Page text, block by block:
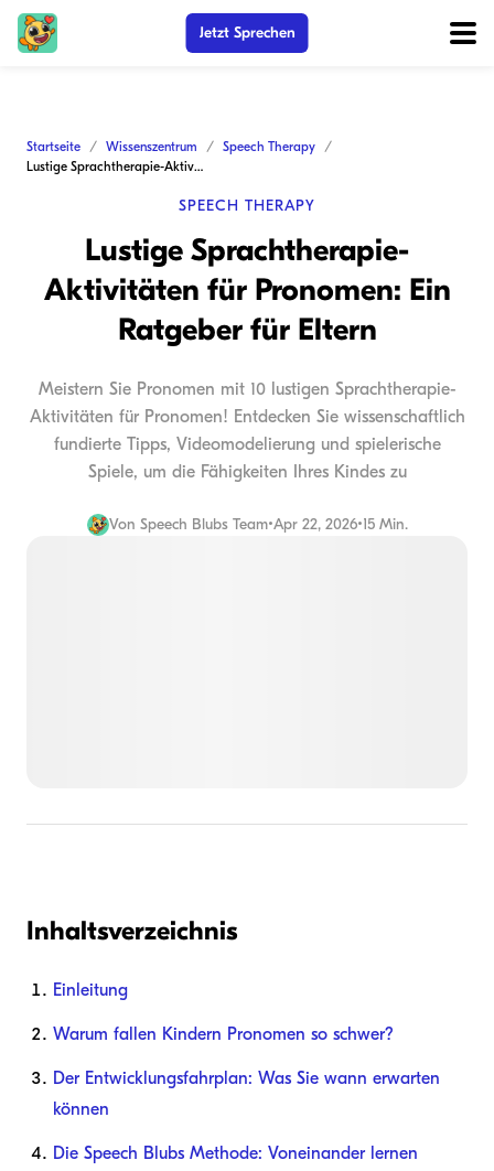
Jetzt Sprechen
Startseite Wissenszentrum
Speech Therapy
Lustige Sprachtherapie-Aktivitäten für Pronomen: Ein Ratgeber für Eltern
SPEECH THERAPY
Lustige Sprachtherapie-
Aktivitäten für Pronomen: Ein
Ratgeber für Eltern
Meistern Sie Pronomen mit 10 lustigen Sprachtherapie-
Aktivitäten für Pronomen! Entdecken Sie wissenschaftlich
fundierte Tipps, Videomodelierung und spielerische
Spiele, um die Fähigkeiten Ihres Kindes zu
Von Speech Blubs Team•Apr 22, 2026•15 Min.
Inhaltsverzeichnis
Einleitung
Warum fallen Kindern Pronomen so schwer?
Der Entwicklungsfahrplan: Was Sie wann erwarten
können
Die Speech Blubs Methode: Voneinander lernen